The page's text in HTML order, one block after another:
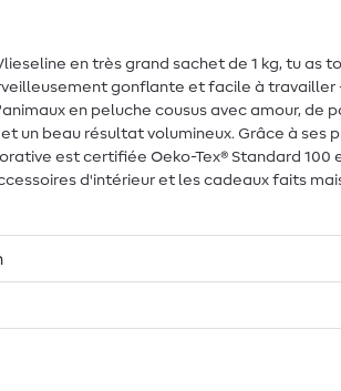
en très grand sachet de 1 kg, tu
gonflante et facile à travailler
en peluche cousus avec amour,
un beau résultat volumineux. Grâce à
est certifiée Oeko-Tex® Standard
d'intérieur et les cadeaux faits